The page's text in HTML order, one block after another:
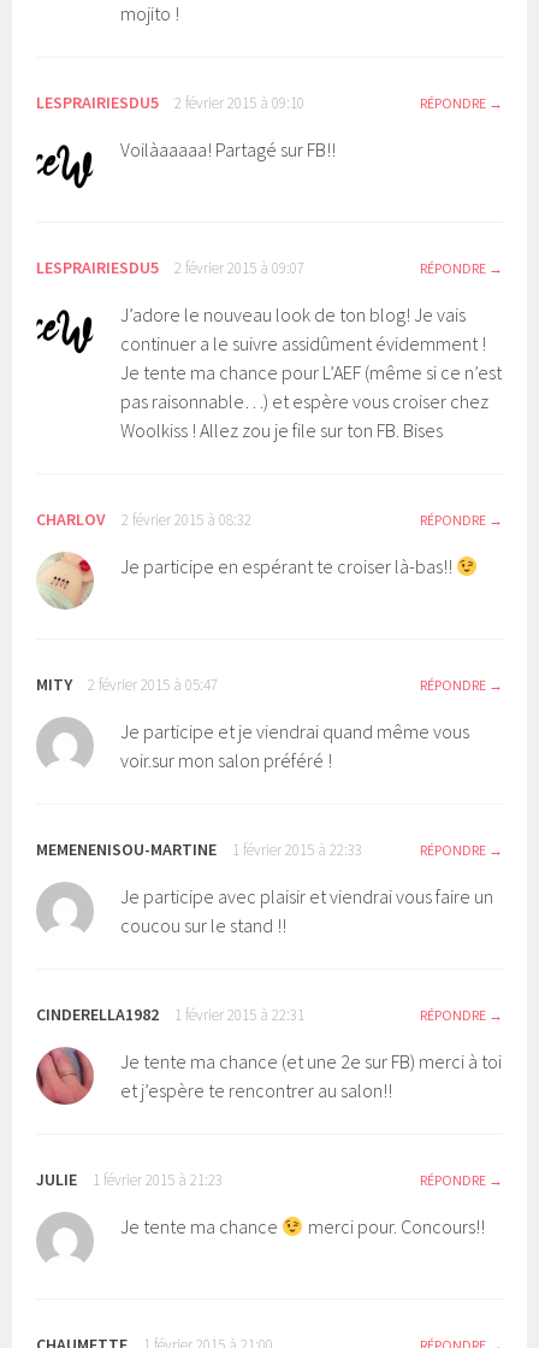
mojito !
LESPRAIRIESDU5 2 février 2015 à 09:10 RÉPONDRE
Voilàaaaaa! Partagé sur FB!!
LESPRAIRIESDU5 2 février 2015 à 09:07 RÉPONDRE
J’adore le nouveau look de ton blog! Je vais
continuer a le suivre assidûment évidemment !
Je tente ma chance pour L’AEF (même si ce n’est
pas raisonnable…) et espère vous croiser chez
Woolkiss ! Allez zou je file sur ton FB. Bises
CHARLOV 2 février 2015 à 08:32 RÉPONDRE
Je participe en espérant te croiser là-bas!!
MITY 2 février 2015 à 05:47 RÉPONDRE
Je participe et je viendrai quand même vous
voir.sur mon salon préféré !
MEMENENISOU-MARTINE 1 février 2015 à 22:33 RÉPONDRE
Je participe avec plaisir et viendrai vous faire un
coucou sur le stand !!
CINDERELLA1982 1 février 2015 à 22:31 RÉPONDRE
Je tente ma chance (et une 2e sur FB) merci à toi
et j’espère te rencontrer au salon!!
JULIE 1 février 2015 à 21:23 RÉPONDRE
Je tente ma chance merci pour. Concours!!